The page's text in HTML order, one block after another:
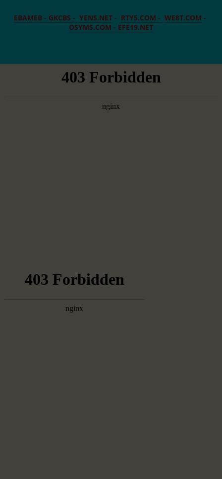
EBAMEB - GKCBS - YENS.NET- RTY5.COM - WE8T.COM -
OSYMS.COM - EFE19.NET